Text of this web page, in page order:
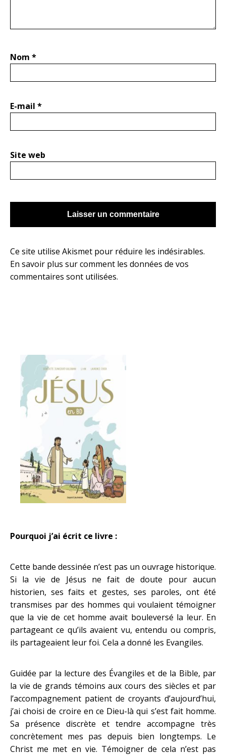
Nom *
E-mail *
Site web
Ce site utilise Akismet pour réduire les indésirables.
En savoir plus sur comment les données de vos
commentaires sont utilisées.
Pourquoi j’ai écrit ce livre :
Cette bande dessinée n’est pas un ouvrage historique.
Si la vie de Jésus ne fait de doute pour aucun
historien, ses faits et gestes, ses paroles, ont été
transmises par des hommes qui voulaient témoigner
que la vie de cet homme avait bouleversé la leur. En
partageant ce qu’ils avaient vu, entendu ou compris,
ils partageaient leur foi. Cela a donné les Evangiles.
Guidée par la lecture des Évangiles et de la Bible, par
la vie de grands témoins aux cours des siècles et par
l’accompagnement patient de croyants d’aujourd’hui,
j’ai choisi de croire en ce Dieu-là qui s’est fait homme.
Sa présence discrète et tendre accompagne très
concrètement mes pas depuis bien longtemps. Le
Christ me met en vie. Témoigner de cela n’est pas